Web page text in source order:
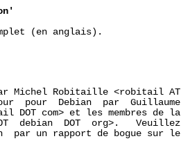
(en anglais).
Michel Robitaille <robitail AT
pour  Debian  par  Guillaume
DOT com> et les membres de la
debian  DOT  org>.   Veuillez
par un rapport de bogue sur le